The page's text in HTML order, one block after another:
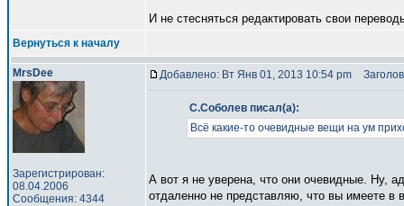
И не стесняться редактировать свои
Вернуться к началу
MrsDee
Зарегистрирован:
08.04.2006
Сообщения: 4344
Добавлено: Вт Янв 01, 2013 10:54 pm
С.Соболев писал(а):
Всё какие-то очевидные вещи на ум
А вот я не уверена, что они очевидные. Ну,
отдаленно не представляю, что вы имеете в